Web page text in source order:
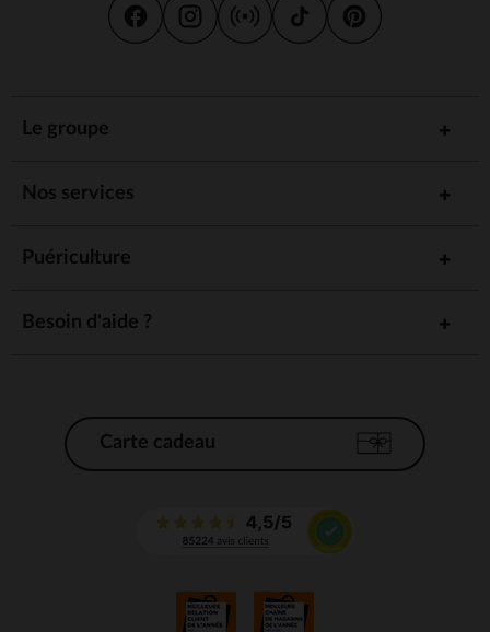
Le groupe
Nos services
Puériculture
Besoin d'aide ?
Carte cadeau